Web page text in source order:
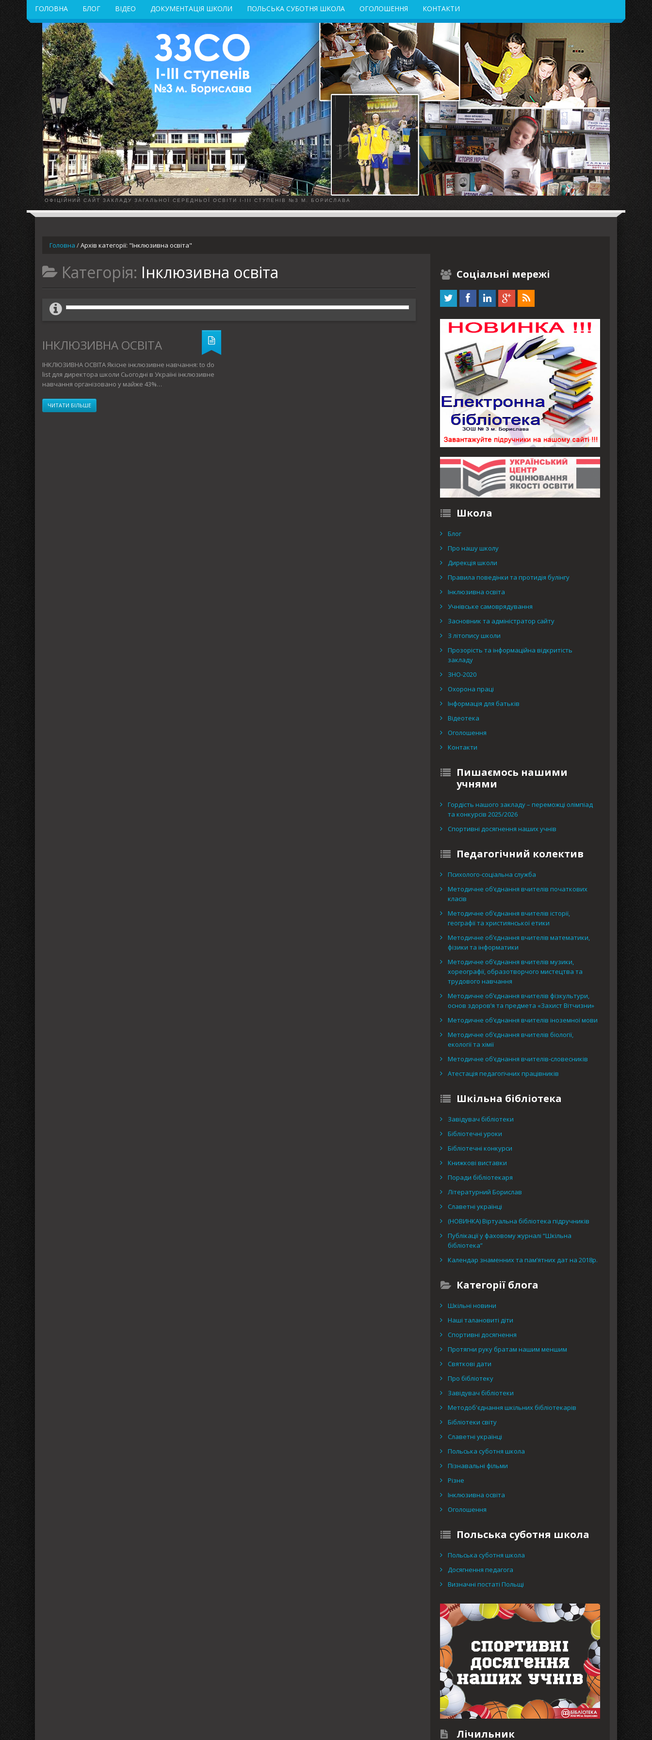
ГОЛОВНА БЛОГ ВІДЕО ДОКУМЕНТАЦІЯ ШКОЛИ ПОЛЬСЬКА СУБОТНЯ ШКОЛА ОГОЛОШЕННЯ КОНТАКТИ
ОФІЦІЙНИЙ САЙТ ЗАКЛАДУ ЗАГАЛЬНОЇ СЕРЕДНЬОЇ ОСВІТИ І-ІІІ СТУПЕНІВ №3 М. БОРИСЛАВА
Головна /Архів категорії: "Інклюзивна освіта"
Категорія: Інклюзивна освіта
ІНКЛЮЗИВНА ОСВІТА
ІНКЛЮЗИВНА ОСВІТА Якісне інклюзивне навчання: to do
list для директора школи Сьогодні в Україні інклюзивне
навчання організовано у майже 43%…
ЧИТАТИ БІЛЬШЕ
Соціальні мережі
Школа
Блог
Про нашу школу
Дирекція школи
Правила поведінки та протидія булінгу
Інклюзивна освіта
Учнівське самоврядування
Засновник та адміністратор сайту
З літопису школи
Прозорість та інформаційна відкритість
закладу
ЗНО-2020
Охорона праці
Інформація для батьків
Відеотека
Оголошення
Контакти
Пишаємось нашими
учнями
Гордість нашого закладу – переможці олімпіад
та конкурсів 2025/2026
Спортивні досягнення наших учнів
Педагогічний колектив
Психолого-соціальна служба
Методичне об’єднання вчителів початкових
класів
Методичне об’єднання вчителів історії,
географії та християнської етики
Методичне об’єднання вчителів математики,
фізики та інформатики
Методичне об’єднання вчителів музики,
хореографії, образотворчого мистецтва та
трудового навчання
Методичне об’єднання вчителів фізкультури,
основ здоров’я та предмета «Захист Вітчизни»
Методичне об’єднання вчителів іноземної мови
Методичне об’єднання вчителів біології,
екології та хімії
Методичне об’єднання вчителів-словесників
Атестація педагогічних працівників
Шкільна бібліотека
Завідувач бібліотеки
Бібліотечні уроки
Бібліотечні конкурси
Книжкові виставки
Поради бібліотекаря
Літературний Борислав
Славетні українці
(НОВИНКА) Віртуальна бібліотека підручників
Публікації у фаховому журналі “Шкільна
бібліотека”
Календар знаменних та пам’ятних дат на 2018р.
Категорії блога
Шкільні новини
Наші талановиті діти
Спортивні досягнення
Протягни руку братам нашим меншим
Святкові дати
Про бібліотеку
Завідувач бібліотеки
Методоб'єднання шкільних бібліотекарів
Бібліотеки світу
Славетні українці
Польська суботня школа
Пізнавальні фільми
Різне
Інклюзивна освіта
Оголошення
Польська суботня школа
Польська суботня школа
Досягнення педагога
Визначні постаті Польщі
Лічильник